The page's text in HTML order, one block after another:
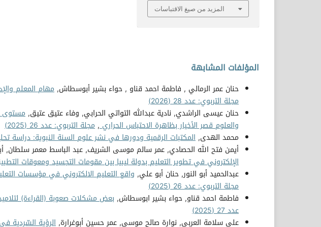
المزيد من صيغ الاقتباسات
المؤلفات المشابهة
حنان عمر الرمالي , فاطمة احمد قناو , حواء بشير أبوسطاش, مهام المعلم
مجلة التربوي: عدد 28 (2026)
حنان عيسى الراشدي, نادية عبدالله التواتي الحرابي, وفاء عتيق عتيق, مستوى
والعلوم قصر الأخيار بظاهرة الاحتباس الحراري, مجلة التربوي: عدد 26 (2025)
محمد الهدى, المكتبات الرقمية ودورها في نشر علوم السنة النبوية: دراسة
أيمن فتح الله الحصادي, عمر سالم موسى الشريف, عبد الباسط معمر سلطان,
الإلكتروني في تطوير التعليم بدولة ليبيا بين مقومات التجسيد ومعوقات
عبدالحميد أبو النور, حنان أبو علي, واقع التعليم الالكتروني في مؤسسات
مجلة التربوي: عدد 26 (2025)
فاطمة احمد قناو, حواء بشير ابوسطاش, بعض مشكلات صعوبة (القراءة)
عدد 27 (2025)
علي سلامة العربي, نوارة صالح موسى, عمر حسين أبوغرارة, الرؤية السّردية